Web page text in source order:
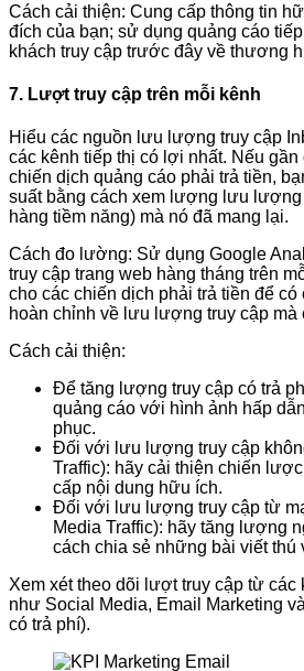
Cách cải thiện: Cung cấp thông tin
đích của bạn; sử dụng quảng cáo
khách truy cập trước đây về thương
7. Lượt truy cập trên mỗi kênh
Hiểu các nguồn lưu lượng truy cập
các kênh tiếp thị có lợi nhất. Nếu gần
chiến dịch quảng cáo phải trả tiền,
suất bằng cách xem lượng lưu lượng
hàng tiềm năng) mà nó đã mang lại.
Cách đo lường: Sử dụng Google
truy cập trang web hàng tháng trên
cho các chiến dịch phải trả tiền để có
hoàn chỉnh về lưu lượng truy cập mà
Cách cải thiện:
Để tăng lượng truy cập có trả
quảng cáo với hình ảnh hấp
phục.
Đối với lưu lượng truy cập
Traffic): hãy cải thiện chiến
cấp nội dung hữu ích.
Đối với lưu lượng truy cập từ
Media Traffic): hãy tăng lượng
cách chia sẻ những bài viết thú
Xem xét theo dõi lượt truy cập từ các
như Social Media, Email Marketing
có trả phí).